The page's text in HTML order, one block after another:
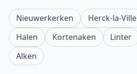
Nieuwerkerken Herck-la-Ville
Halen
Kortenaken Linter
Alken